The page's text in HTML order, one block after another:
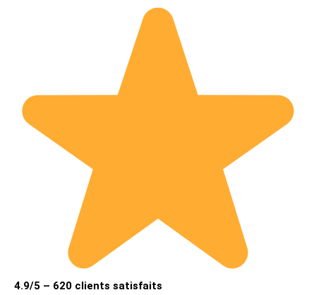
4.9/5 – 620 clients satisfaits